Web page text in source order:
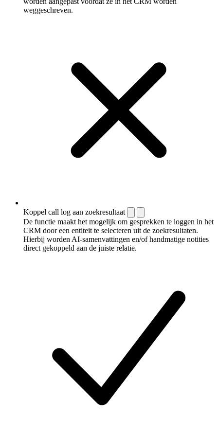
weggeschreven.
Koppel call log aan zoekresultaat
De functie maakt het mogelijk om gesprekken te loggen in het
CRM door een entiteit te selecteren uit de zoekresultaten.
Hierbij worden AI-samenvattingen en/of handmatige notities
direct gekoppeld aan de juiste relatie.